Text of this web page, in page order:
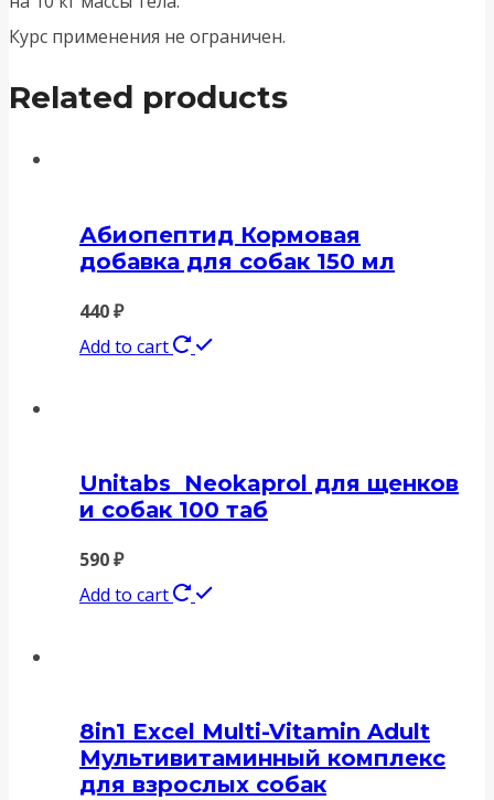
Курс применения не ограничен.
Related products
Абиопептид Кормовая
добавка для собак 150 мл
440₽
Add to cart
Unitabs Neokaprol для щенков
и собак 100 таб
590₽
Add to cart
8in1 Excel Multi-Vitamin Adult
Мультивитаминный комплекс
для взрослых собак